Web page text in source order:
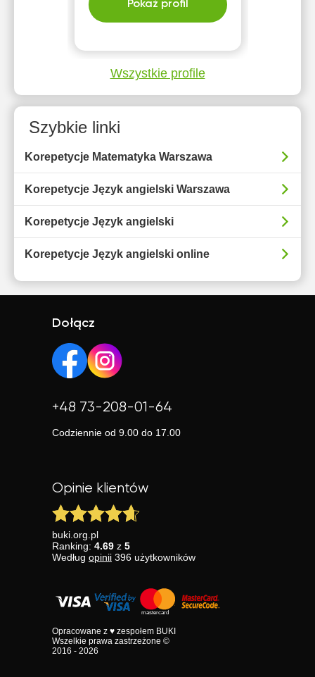
Pokaż profil
Wszystkie profile
Szybkie linki
Korepetycje Matematyka Warszawa
Korepetycje Język angielski Warszawa
Korepetycje Język angielski
Korepetycje Język angielski online
Dołącz
+48 73-208-01-64
Codziennie od 9.00 do 17.00
Opinie klientów
buki.org.pl
Ranking: 4.69 z 5
Według opinii 396 użytkowników
Opracowane z ♥ zespołem BUKI
Wszelkie prawa zastrzeżone ©
2016 - 2026